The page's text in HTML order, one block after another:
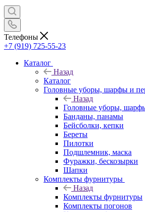
Телефоны
+7 (919) 725-55-23
Каталог
Назад
Каталог
Головные уборы, шарфы и
Назад
Головные уборы,
Банданы, панамы
Бейсболки, кепки
Береты
Пилотки
Подшлемник, маска
Фуражки, бескозырки
Шапки
Комплекты фурнитуры
Назад
Комплекты фурнитуры
Комплекты погонов